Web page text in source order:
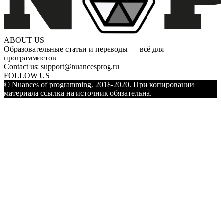
ABOUT US
Образовательные статьи и переводы — всё для
программистов
Contact us: support@nuancesprog.ru
FOLLOW US
© Nuances of programming, 2018-2020. При копировании
материала ссылка на источник обязательна.